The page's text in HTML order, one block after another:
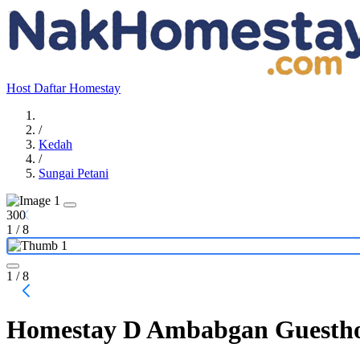
Host Daftar Homestay
/
Kedah
/
Sungai Petani
300
1 /8
1 / 8
Homestay D Ambabgan